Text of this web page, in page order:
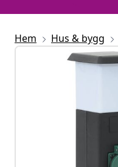
Hem Hus & bygg